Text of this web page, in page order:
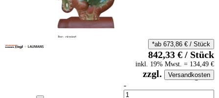
auf Anfrageliste
-
Anzahl
*ab 673,86 €/ Stück
842,33 €/ Stück
inkl. 19% Mwst. = 134,49 €
zzgl. Versandkosten